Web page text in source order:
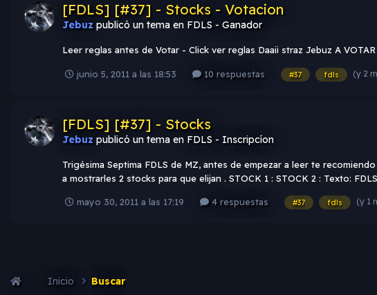
[FDLS] [#37] - Stocks - Votacion
Jebuz publicó un tema en FDLS - Ganador
Leer reglas antes de Votar - Click ver reglas Daaii straz Jebuz A VOTAR
junio 5, 2011 a las 18:53 10 respuestas #37 fdls (y 2
[FDLS] [#37] - Stocks
Jebuz publicó un tema en FDLS - Inscripcíon
Trigésima Septima FDLS de MZ, antes de empezar a leer te
a mostrarles 2 stocks para que elijan . STOCK 1 : STOCK 2 : Texto:
mayo 30, 2011 a las 17:19 4 respuestas #37 fdls (y 1
Inicio Buscar